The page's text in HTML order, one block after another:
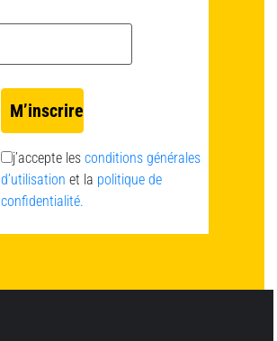
j’accepte les conditions générales
d’utilisation et la politique de
confidentialité.